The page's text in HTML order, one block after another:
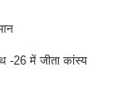
-26 में जीता कांस्य